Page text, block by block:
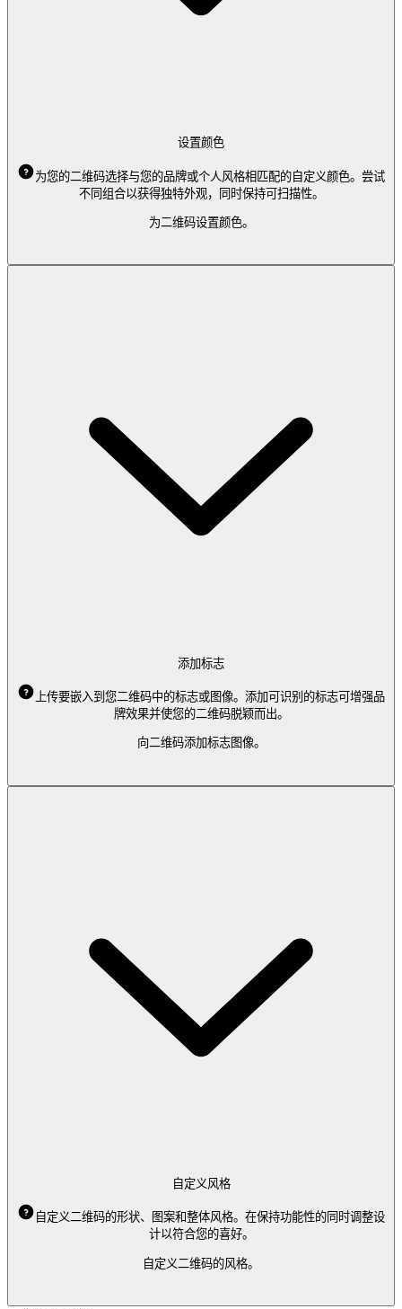
设置颜色
为您的二维码选择与您的品牌或个人风格相匹配的自定义颜色。尝试
不同组合以获得独特外观，同时保持可扫描性。
为二维码设置颜色。
添加标志
上传要嵌入到您二维码中的标志或图像。添加可识别的标志可增强品
牌效果并使您的二维码脱颖而出。
向二维码添加标志图像。
自定义风格
自定义二维码的形状、图案和整体风格。在保持功能性的同时调整设
计以符合您的喜好。
自定义二维码的风格。